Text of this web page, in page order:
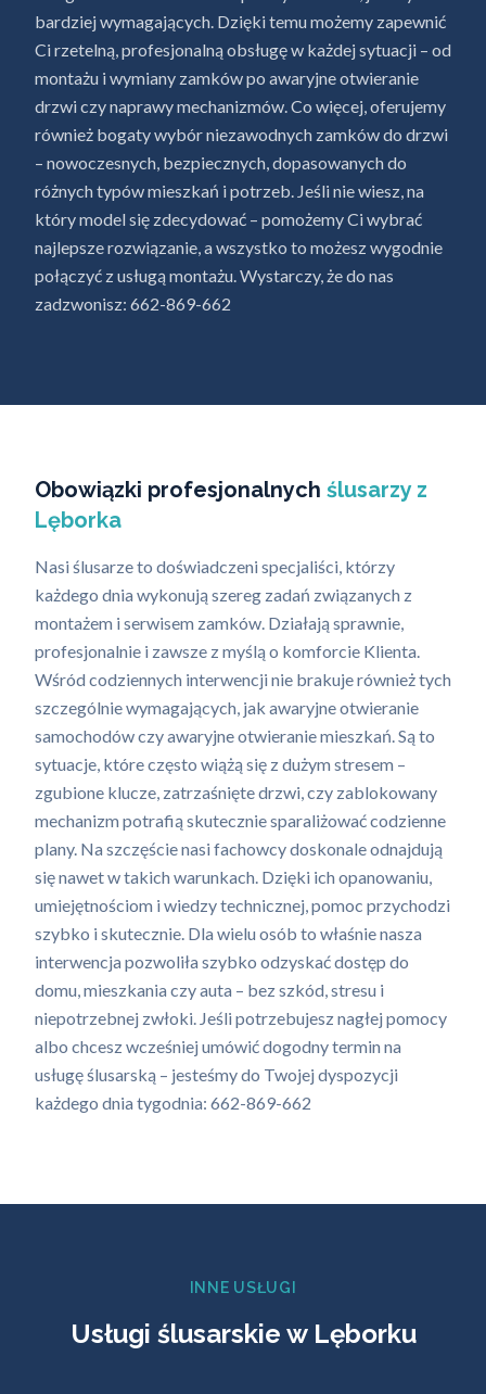
bardziej wymagających. Dzięki temu możemy zapewnić
Ci rzetelną, profesjonalną obsługę w każdej sytuacji – od
montażu i wymiany zamków po awaryjne otwieranie
drzwi czy naprawy mechanizmów. Co więcej, oferujemy
również bogaty wybór niezawodnych zamków do drzwi
– nowoczesnych, bezpiecznych, dopasowanych do
różnych typów mieszkań i potrzeb. Jeśli nie wiesz, na
który model się zdecydować – pomożemy Ci wybrać
najlepsze rozwiązanie, a wszystko to możesz wygodnie
połączyć z usługą montażu. Wystarczy, że do nas
zadzwonisz: 662-869-662
Obowiązki profesjonalnych ślusarzy z
Lęborka
Nasi ślusarze to doświadczeni specjaliści, którzy
każdego dnia wykonują szereg zadań związanych z
montażem i serwisem zamków. Działają sprawnie,
profesjonalnie i zawsze z myślą o komforcie Klienta.
Wśród codziennych interwencji nie brakuje również tych
szczególnie wymagających, jak awaryjne otwieranie
samochodów czy awaryjne otwieranie mieszkań. Są to
sytuacje, które często wiążą się z dużym stresem –
zgubione klucze, zatrzaśnięte drzwi, czy zablokowany
mechanizm potrafią skutecznie sparaliżować codzienne
plany. Na szczęście nasi fachowcy doskonale odnajdują
się nawet w takich warunkach. Dzięki ich opanowaniu,
umiejętnościom i wiedzy technicznej, pomoc przychodzi
szybko i skutecznie. Dla wielu osób to właśnie nasza
interwencja pozwoliła szybko odzyskać dostęp do
domu, mieszkania czy auta – bez szkód, stresu i
niepotrzebnej zwłoki. Jeśli potrzebujesz nagłej pomocy
albo chcesz wcześniej umówić dogodny termin na
usługę ślusarską – jesteśmy do Twojej dyspozycji
każdego dnia tygodnia: 662-869-662
INNE USŁUGI
Usługi ślusarskie w Lęborku